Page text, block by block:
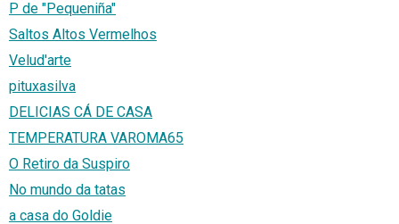
P de "Pequeniña"
Saltos Altos Vermelhos
Velud'arte
pituxasilva
DELICIAS CÁ DE CASA
TEMPERATURA VAROMA65
O Retiro da Suspiro
No mundo da tatas
a casa do Goldie